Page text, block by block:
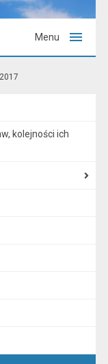
Menu
2017
kolejności ich